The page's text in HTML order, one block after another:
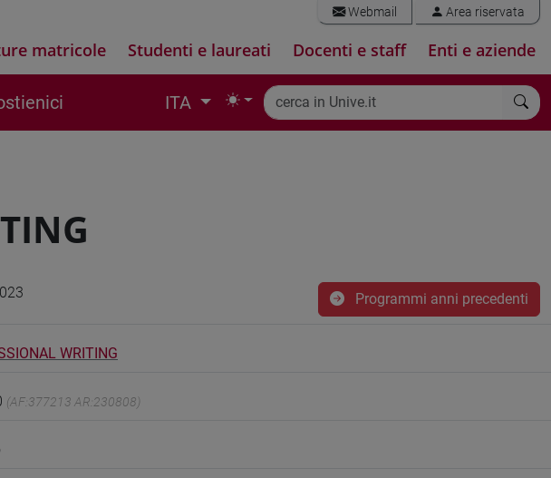
Webmail Area riservata
matricole Studenti e laureati Docenti e staff Enti e aziende
ITA
Programmi anni precedenti
WRITING
(AF:377213 AR:230808)